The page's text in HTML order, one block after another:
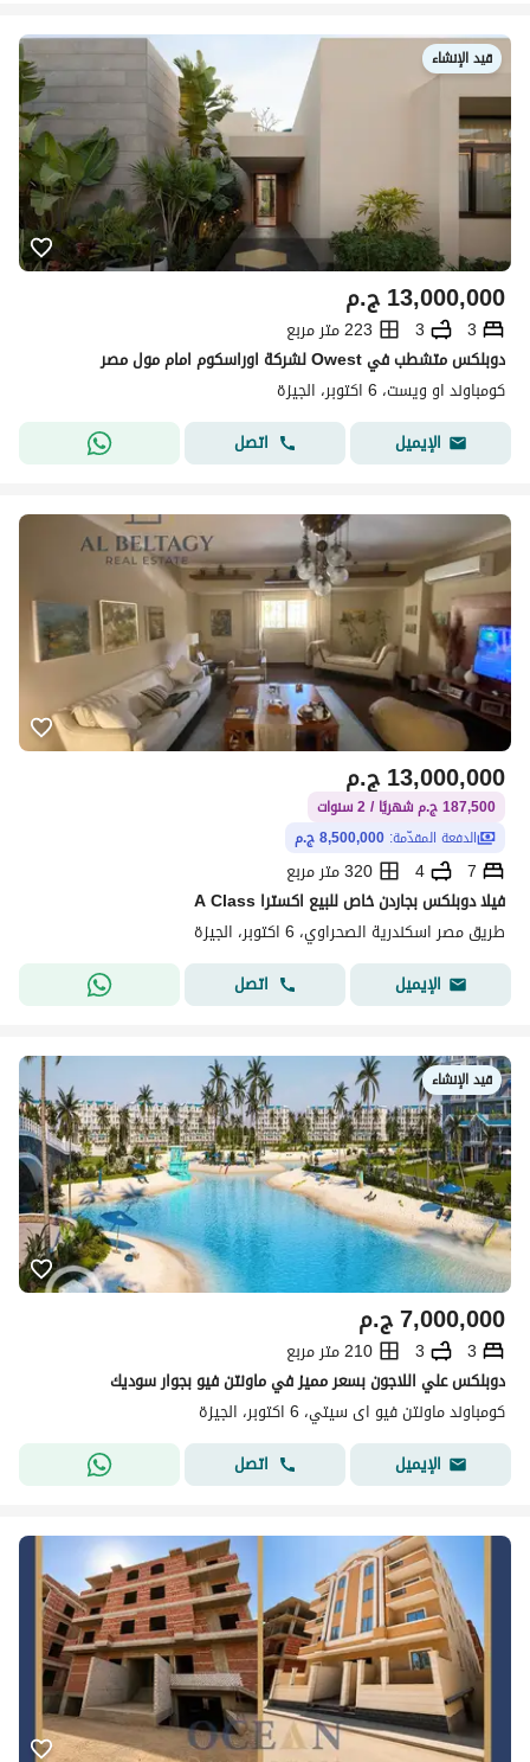
قيد الإنشاء
ج.م13,000,000
3
3
223 متر مربع
دوبلكس متشطب في Owest لشركة اوراسكوم امام مول مصر
كومباوند او ويست، 6 اكتوبر، الجيزة
الإيميل
اتصل
ج.م13,000,000
187,500 ج.م شهريًا / 2 سنوات
الدفعة المقدّمة: 8,500,000 ج.م
7
4
320 متر مربع
فيلا دوبلكس بجاردن خاص للبيع اكسترا A Class
طريق مصر اسكندرية الصحراوي، 6 اكتوبر، الجيزة
الإيميل
اتصل
قيد الإنشاء
ج.م7,000,000
3
3
210 متر مربع
دوبلكس علي اللاجون بسعر مميز في ماونتن فيو بجوار سوديك
كومباوند ماونتن فيو اى سيتي، 6 اكتوبر، الجيزة
الإيميل
اتصل